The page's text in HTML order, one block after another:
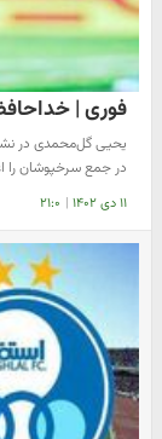
فوری |
یحیی گل‌محمدی در
در جمع سرخپوشان را
۱۱ دی ۱۴۰۲ | ۲۱:۰